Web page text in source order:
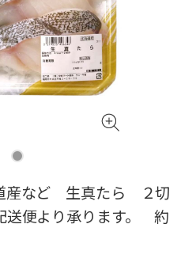
産など 生真たら ２切
便より承ります。 約